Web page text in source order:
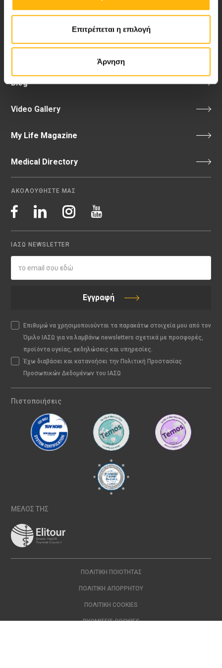
Επιτρέπεται η επιλογή
Άρνηση
Blog
Video Gallery
My Life Magazine
Medical Directory
ΑΚΟΛΟΥΘΗΣΤΕ ΜΑΣ
ΙΑΣΩ NEWSLETTER
Εγγραφή
Επιθυμώ να χρησιμοποιούνται τα παρακάτω στοιχεία μου από τον
Όμιλο ΙΑΣΩ για να λαμβάνω newsletters σχετικά με προσφορές,
προϊόντα υγείας, εκδηλώσεις και υπηρεσίες.
Έχω διαβάσει και κατανοήσει την Πολιτική Προστασίας
Προσωπικών Δεδομένων του ΙΑΣΩ
Πιστοποιήσεις
ΜΕΛΟΣ ΤΗΣ
ΠΟΛΙΤΙΚΉ ΠΟΙΌΤΗΤΑΣ
ΠΟΛΙΤΙΚΉ ΑΠΟΡΡΉΤΟΥ
ΠΟΛΙΤΙΚΉ COOKIES
ΡΥΘΜΊΣΕΙΣ COOKIES